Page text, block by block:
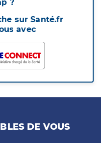
?
sur Santé.fr
avec
DE VOUS